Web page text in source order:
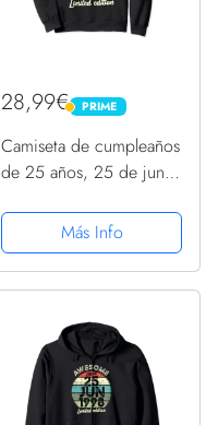
28,99€ PRIME
PRIME
Camiseta de cumpleaños
de 25 años, 25 de junio
cumpleaños Sudadera
Más Info